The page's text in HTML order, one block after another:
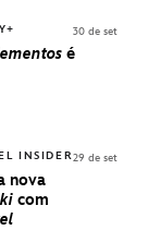
é
30 de set
INSIDER
nova
com
29 de set